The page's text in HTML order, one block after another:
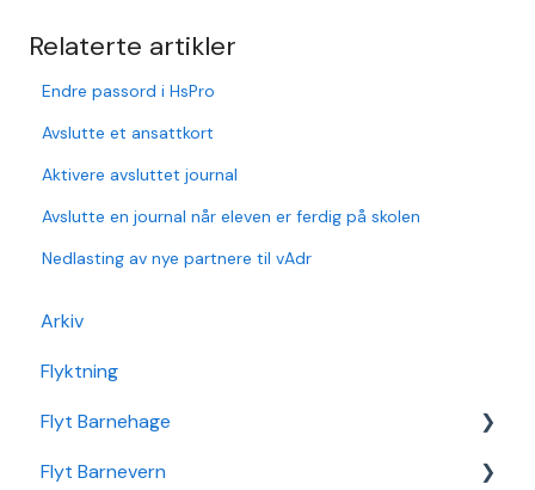
Relaterte artikler
Endre passord i HsPro
Avslutte et ansattkort
Aktivere avsluttet journal
Avslutte en journal når eleven er ferdig på skolen
Nedlasting av nye partnere til vAdr
Arkiv
Flyktning
Flyt Barnehage
Flyt Barnehage Hjelpeside
Flyt Barnevern